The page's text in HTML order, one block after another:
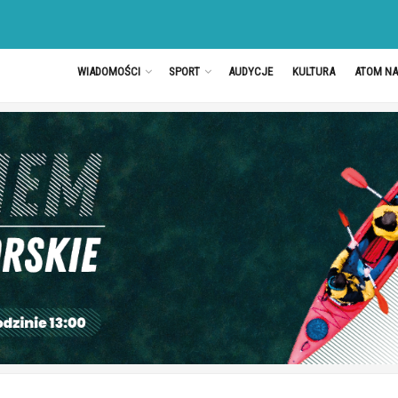
WIADOMOŚCI SPORT AUDYCJE KULTURA ATOM